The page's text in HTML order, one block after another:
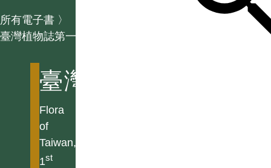
所有電子書 〉
臺灣植物誌第一版
臺灣植物誌第一版
Flora
of
Taiwan,
1st